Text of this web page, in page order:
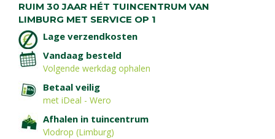
RUIM 30 JAAR HÉT TUINCENTRUM VAN
LIMBURG MET SERVICE OP 1
Lage verzendkosten
Vandaag besteld
Volgende werkdag ophalen
Betaal veilig
met iDeal - Wero
Afhalen in tuincentrum
Vlodrop (Limburg)